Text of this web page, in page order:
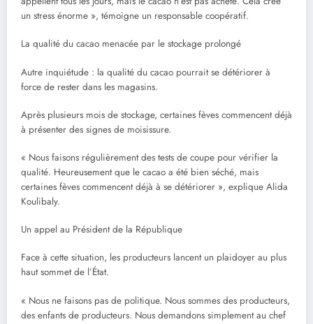
un stress énorme », témoigne un responsable coopératif.
La qualité du cacao menacée par le stockage prolongé
Autre inquiétude : la qualité du cacao pourrait se détériorer à
force de rester dans les magasins.
Après plusieurs mois de stockage, certaines fèves commencent déjà
à présenter des signes de moisissure.
« Nous faisons régulièrement des tests de coupe pour vérifier la
qualité. Heureusement que le cacao a été bien séché, mais
certaines fèves commencent déjà à se détériorer », explique Alida
Koulibaly.
Un appel au Président de la République
Face à cette situation, les producteurs lancent un plaidoyer au plus
haut sommet de l’État.
« Nous ne faisons pas de politique. Nous sommes des producteurs,
des enfants de producteurs. Nous demandons simplement au chef